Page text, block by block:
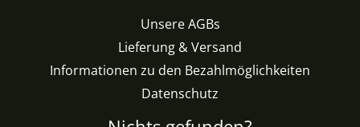
Unsere AGBs
Lieferung & Versand
Informationen zu den Bezahlmöglichkeiten
Datenschutz